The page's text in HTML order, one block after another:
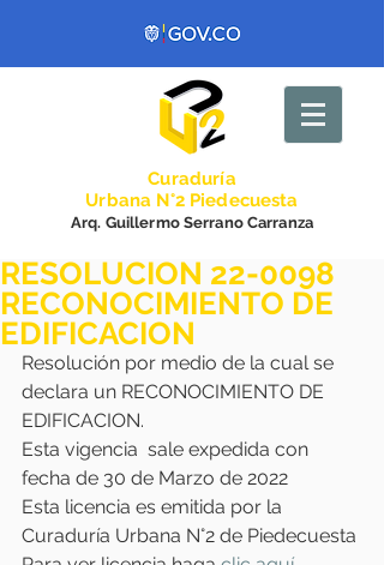
Curaduría
Urbana N°2 Piedecuesta
Arq. Guillermo Serrano Carranza
RESOLUCION 22-0098
RECONOCIMIENTO DE
EDIFICACION
Resolución por medio de la cual se
declara un RECONOCIMIENTO DE
EDIFICACION.
Esta vigencia  sale expedida con
fecha de 30 de Marzo de 2022
Esta licencia es emitida por la
Curaduría Urbana N°2 de Piedecuesta